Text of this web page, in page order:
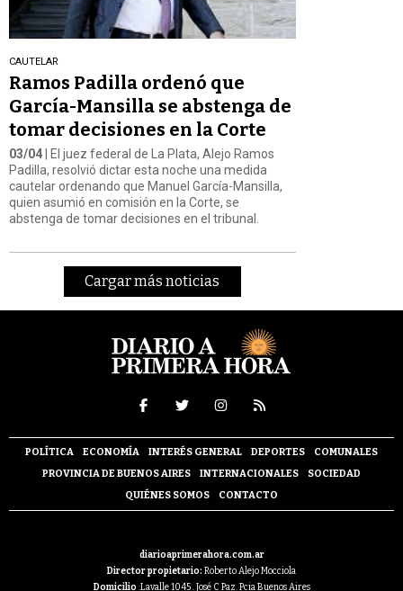
CAUTELAR
Ramos Padilla ordenó que
García-Mansilla se abstenga de
tomar decisiones en la Corte
03/04| El juez federal de La Plata, Alejo Ramos
Padilla, resolvió dictar esta noche una medida
cautelar ordenando que Manuel García-Mansilla,
quien asumió en comisión en la Corte, se
abstenga de tomar decisiones en el tribunal.
Cargar más noticias
POLÍTICA ECONOMÍA INTERÉS GENERAL DEPORTES
COMUNALES
PROVINCIA DE BUENOS AIRES
INTERNACIONALES
SOCIEDAD
QUIÉNES SOMOS
CONTACTO
diarioaprimerahora.com.ar
Director propietario: Roberto Alejo Mocciola
Domicilio :Lavalle 1045 . José C Paz. Pcia Buenos Aires